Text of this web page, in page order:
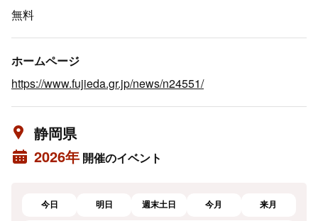
無料
ホームページ
https://www.fujieda.gr.jp/news/n24551/
静岡県
2026年 開催のイベント
今日 明日 週末土日 今月 来月